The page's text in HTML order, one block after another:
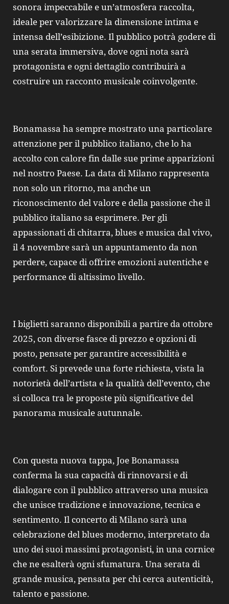
sonora impeccabile e un’atmosfera raccolta,
ideale per valorizzare la dimensione intima e
intensa dell’esibizione. Il pubblico potrà godere di
una serata immersiva, dove ogni nota sarà
protagonista e ogni dettaglio contribuirà a
costruire un racconto musicale coinvolgente.
Bonamassa ha sempre mostrato una particolare
attenzione per il pubblico italiano, che lo ha
accolto con calore fin dalle sue prime apparizioni
nel nostro Paese. La data di Milano rappresenta
non solo un ritorno, ma anche un
riconoscimento del valore e della passione che il
pubblico italiano sa esprimere. Per gli
appassionati di chitarra, blues e musica dal vivo,
il 4 novembre sarà un appuntamento da non
perdere, capace di offrire emozioni autentiche e
performance di altissimo livello.
I biglietti saranno disponibili a partire da ottobre
2025, con diverse fasce di prezzo e opzioni di
posto, pensate per garantire accessibilità e
comfort. Si prevede una forte richiesta, vista la
notorietà dell’artista e la qualità dell’evento, che
si colloca tra le proposte più significative del
panorama musicale autunnale.
Con questa nuova tappa, Joe Bonamassa
conferma la sua capacità di rinnovarsi e di
dialogare con il pubblico attraverso una musica
che unisce tradizione e innovazione, tecnica e
sentimento. Il concerto di Milano sarà una
celebrazione del blues moderno, interpretato da
uno dei suoi massimi protagonisti, in una cornice
che ne esalterà ogni sfumatura. Una serata di
grande musica, pensata per chi cerca autenticità,
talento e passione.